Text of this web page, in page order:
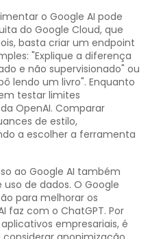
o Google AI pode
do Google Cloud, que
basta criar um endpoint
"Explique a diferença
e não supervisionado" ou
lendo um livro". Enquanto
testar limites
OpenAI. Comparar
de estilo,
a escolher a ferramenta
ao Google AI também
de dados. O Google
para melhorar os
faz com o ChatGPT. Por
empresariais, é